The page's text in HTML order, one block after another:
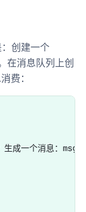
创建一个
在消息队列上创
费：
成一个消息：msg 1